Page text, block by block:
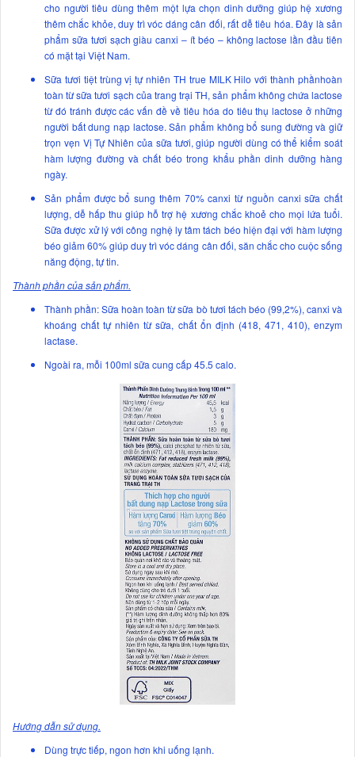
cho người tiêu dùng thêm một lựa chọn dinh dưỡng giúp hệ xương
thêm chắc khỏe, duy trì vóc dáng cân đối, rất dễ tiêu hóa. Đây là sản
phẩm sữa tươi sạch giàu canxi – ít béo – không lactose lần đầu tiên
có mặt tại Việt Nam.
Sữa tươi tiệt trùng vị tự nhiên TH true MILK Hilo với thành phầnhoàn
toàn từ sữa tươi sạch của trang trại TH, sản phẩm không chứa lactose
từ đó tránh được các vấn đề về tiêu hóa do tiêu thụ lactose ở những
người bất dung nạp lactose. Sản phẩm không bổ sung đường và giữ
trọn vẹn Vị Tự Nhiên của sữa tươi, giúp người dùng có thể kiểm soát
hàm lượng đường và chất béo trong khẩu phần dinh dưỡng hàng
ngày.
Sản phẩm được bổ sung thêm 70% canxi từ nguồn canxi sữa chất
lượng, dễ hấp thu giúp hỗ trợ hệ xương chắc khoẻ cho mọi lứa tuổi.
Sữa được xử lý với công nghệ ly tâm tách béo hiện đại với hàm lượng
béo giảm 60% giúp duy trì vóc dáng cân đối, săn chắc cho cuộc sống
năng động, tự tin.
Thành phần của sản phẩm.
Thành phần: Sữa hoàn toàn từ sữa bò tươi tách béo (99,2%), canxi và
khoáng chất tự nhiên từ sữa, chất ổn định (418, 471, 410), enzym
lactase.
Ngoài ra, mỗi 100ml sữa cung cấp 45.5 calo.
Hướng dẫn sử dụng.
Dùng trực tiếp, ngon hơn khi uống lạnh.